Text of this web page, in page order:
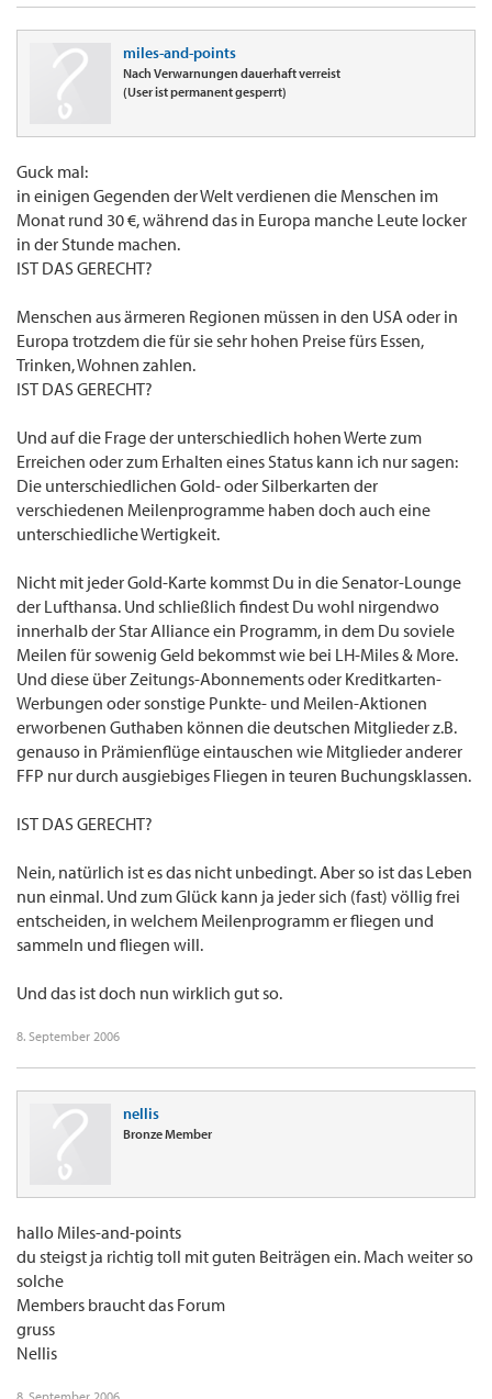
miles-and-points
Nach Verwarnungen dauerhaft verreist
(User ist permanent gesperrt)
Guck mal:
in einigen Gegenden der Welt verdienen die Menschen im
Monat rund 30 €, während das in Europa manche Leute locker
in der Stunde machen.
IST DAS GERECHT?
Menschen aus ärmeren Regionen müssen in den USA oder in
Europa trotzdem die für sie sehr hohen Preise fürs Essen,
Trinken, Wohnen zahlen.
IST DAS GERECHT?
Und auf die Frage der unterschiedlich hohen Werte zum
Erreichen oder zum Erhalten eines Status kann ich nur sagen:
Die unterschiedlichen Gold- oder Silberkarten der
verschiedenen Meilenprogramme haben doch auch eine
unterschiedliche Wertigkeit.
Nicht mit jeder Gold-Karte kommst Du in die Senator-Lounge
der Lufthansa. Und schließlich findest Du wohl nirgendwo
innerhalb der Star Alliance ein Programm, in dem Du soviele
Meilen für sowenig Geld bekommst wie bei LH-Miles & More.
Und diese über Zeitungs-Abonnements oder Kreditkarten-
Werbungen oder sonstige Punkte- und Meilen-Aktionen
erworbenen Guthaben können die deutschen Mitglieder z.B.
genauso in Prämienflüge eintauschen wie Mitglieder anderer
FFP nur durch ausgiebiges Fliegen in teuren Buchungsklassen.
IST DAS GERECHT?
Nein, natürlich ist es das nicht unbedingt. Aber so ist das Leben
nun einmal. Und zum Glück kann ja jeder sich (fast) völlig frei
entscheiden, in welchem Meilenprogramm er fliegen und
sammeln und fliegen will.
Und das ist doch nun wirklich gut so.
8. September 2006
nellis
Bronze Member
hallo Miles-and-points
du steigst ja richtig toll mit guten Beiträgen ein. Mach weiter so
solche
Members braucht das Forum
gruss
Nellis